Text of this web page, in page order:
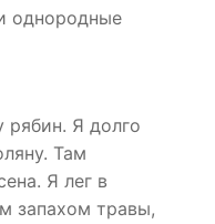
однородные
рябин. Я долго
Там
Я лег в
запахом травы,